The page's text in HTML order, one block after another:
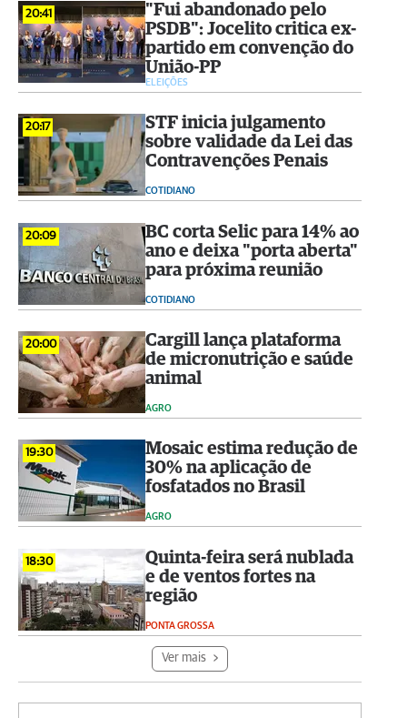
20:41
"Fui abandonado pelo
PSDB": Jocelito critica ex-
partido em convenção do
União-PP
ELEIÇÕES
20:17
STF inicia julgamento
sobre validade da Lei das
Contravenções Penais
COTIDIANO
20:09
BC corta Selic para 14% ao
ano e deixa "porta aberta"
para próxima reunião
COTIDIANO
20:00
Cargill lança plataforma
de micronutrição e saúde
animal
AGRO
19:30
Mosaic estima redução de
30% na aplicação de
fosfatados no Brasil
AGRO
18:30
Quinta-feira será nublada
e de ventos fortes na
região
PONTA GROSSA
Ver mais